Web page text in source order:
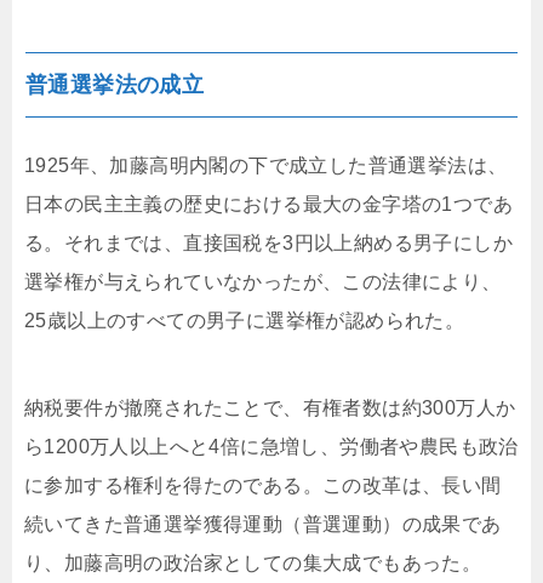
普通選挙法の成立
1925年、加藤高明内閣の下で成立した普通選挙法は、
日本の民主主義の歴史における最大の金字塔の1つであ
る。それまでは、直接国税を3円以上納める男子にしか
選挙権が与えられていなかったが、この法律により、
25歳以上のすべての男子に選挙権が認められた。
納税要件が撤廃されたことで、有権者数は約300万人か
ら1200万人以上へと4倍に急増し、労働者や農民も政治
に参加する権利を得たのである。この改革は、長い間
続いてきた普通選挙獲得運動（普選運動）の成果であ
り、加藤高明の政治家としての集大成でもあった。